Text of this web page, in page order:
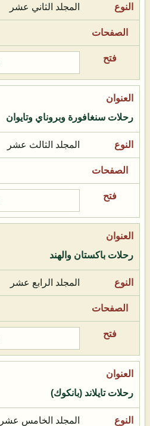
المجلد الثاني عشر
رحلات سنغافورة وبروناي وتايوان
المجلد الثالث عشر
رحلات باكستان والهند
المجلد الرابع عشر
رحلات تايلاند (بانكوك)
المجلد الخامس عشر